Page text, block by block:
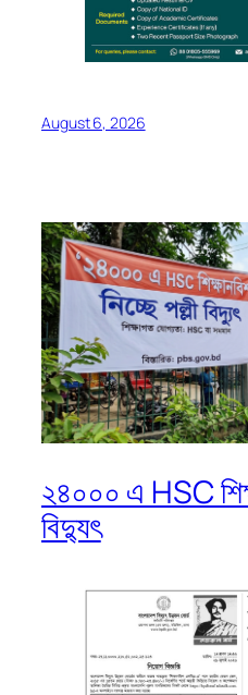
August 6, 2026
২৪০০০ এ HSC
বিদ্যুৎ